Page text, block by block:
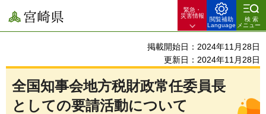
宮崎県
緊急・
災害情報
閲覧補助
Language
検索
メニュー
掲載開始日：2024年11月28日
更新日：2024年11月28日
全国知事会地方税財政常任委員長
としての要請活動について